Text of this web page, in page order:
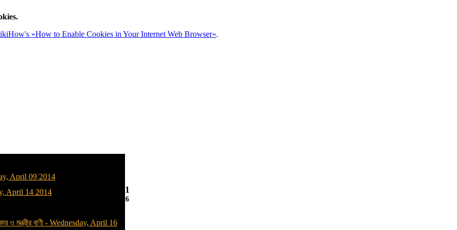
»How to Enable Cookies in Your Internet Web Browser«.
April 09 2014
April 14 2014
ও মন্ত্রীর বাণী - Wednesday, April 16
11:03:42
08/08/2026